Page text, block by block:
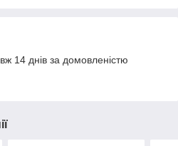
14 днів за домовленістю